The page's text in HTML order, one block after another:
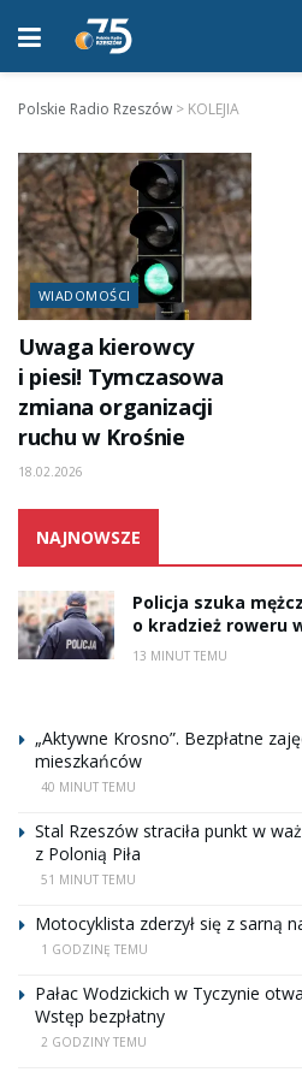
Polskie Radio Rzeszów > KOLEJIA
WIADOMOŚCI
Uwaga kierowcy
i piesi! Tymczasowa
zmiana organizacji
ruchu w Krośnie
18.02.2026
NAJNOWSZE
Policja szuka
o kradzież roweru
13 MINUT TEMU
„Aktywne Krosno”. Bezpłatne
mieszkańców
40 MINUT TEMU
Stal Rzeszów straciła punkt w
z Polonią Piła
51 MINUT TEMU
Motocyklista zderzył się z sarną
1 GODZINĘ TEMU
Pałac Wodzickich w Tyczynie
Wstęp bezpłatny
2 GODZINY TEMU